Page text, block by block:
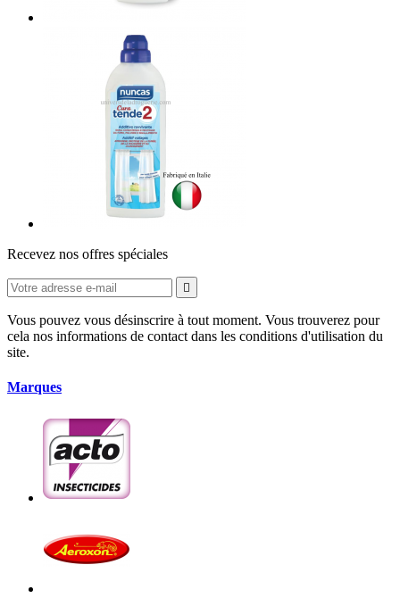
Recevez nos offres spéciales

Vous pouvez vous désinscrire à tout moment. Vous trouverez pour
cela nos informations de contact dans les conditions d'utilisation du
site.
Marques